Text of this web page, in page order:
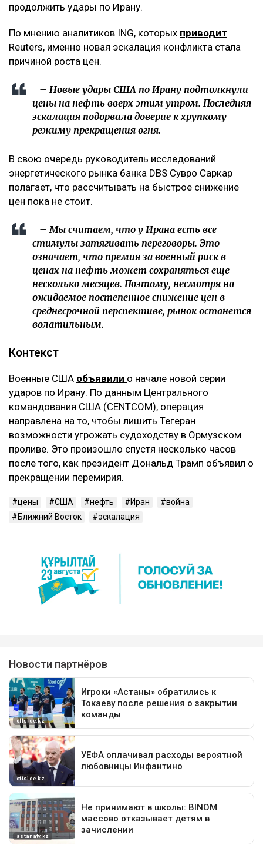
продолжить удары по Ирану.
По мнению аналитиков ING, которых приводит
Reuters, именно новая эскалация конфликта стала
причиной роста цен.
– Новые удары США по Ирану подтолкнули
цены на нефть вверх этим утром. Последняя
эскалация подорвала доверие к хрупкому
режиму прекращения огня.
В свою очередь руководитель исследований
энергетического рынка банка DBS Сувро Саркар
полагает, что рассчитывать на быстрое снижение
цен пока не стоит.
– Мы считаем, что у Ирана есть все
стимулы затягивать переговоры. Это
означает, что премия за военный риск в
ценах на нефть может сохраняться еще
несколько месяцев. Поэтому, несмотря на
ожидаемое постепенное снижение цен в
среднесрочной перспективе, рынок останется
волатильным.
Контекст
Военные США объявили о начале новой серии
ударов по Ирану. По данным Центрального
командования США (CENTCOM), операция
направлена на то, чтобы лишить Тегеран
возможности угрожать судоходству в Ормузском
проливе. Это произошло спустя несколько часов
после того, как президент Дональд Трамп объявил о
прекращении перемирия.
цены США нефть Иран
война
Ближний Восток
эскалация